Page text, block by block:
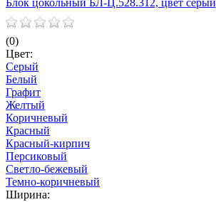
Блок цокольный БЛ-Ц.528.312, цвет серый
(0)
Цвет:
Серый
Белый
Графит
Желтый
Коричневый
Красный
Красный-кирпич
Персиковый
Светло-бежевый
Темно-коричневый
Ширина: